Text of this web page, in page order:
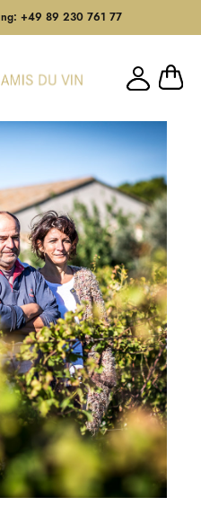
+49 89 230 761 77
Mein